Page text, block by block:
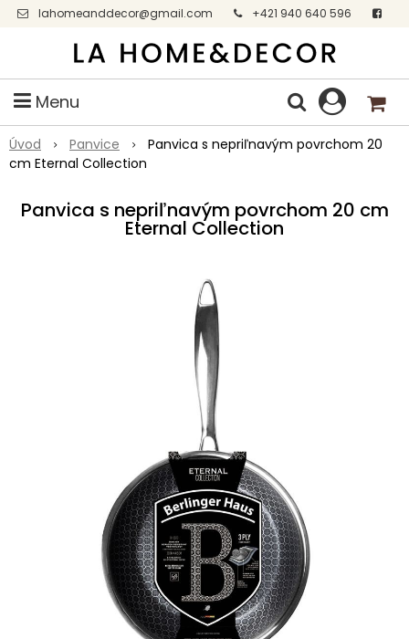
lahomeanddecor@gmail.com
+421 940 640 596
Facebook
Menu
Úvod Panvice
Panvica s nepriľnavým povrchom 20
cm Eternal Collection
Panvica s nepriľnavým povrchom 20 cm
Eternal Collection